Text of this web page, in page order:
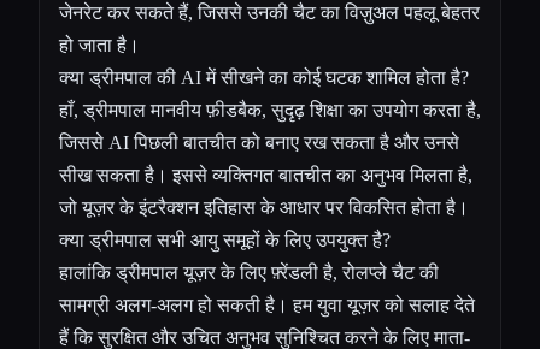
जेनरेट कर सकते हैं, जिससे उनकी चैट का विज़ुअल पहलू बेहतर
हो जाता है।
क्या ड्रीमपाल की AI में सीखने का कोई घटक शामिल होता है?
हाँ, ड्रीमपाल मानवीय फ़ीडबैक, सुदृढ़ शिक्षा का उपयोग करता है,
जिससे AI पिछली बातचीत को बनाए रख सकता है और उनसे
सीख सकता है। इससे व्यक्तिगत बातचीत का अनुभव मिलता है,
जो यूज़र के इंटरैक्शन इतिहास के आधार पर विकसित होता है।
क्या ड्रीमपाल सभी आयु समूहों के लिए उपयुक्त है?
हालांकि ड्रीमपाल यूज़र के लिए फ़्रेंडली है, रोलप्ले चैट की
सामग्री अलग-अलग हो सकती है। हम युवा यूज़र को सलाह देते
हैं कि सुरक्षित और उचित अनुभव सुनिश्चित करने के लिए माता-